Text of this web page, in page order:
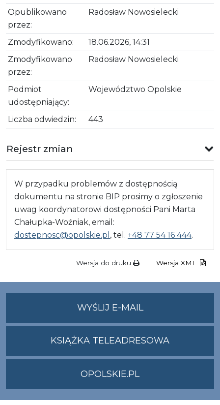
Opublikowano
przez:
Radosław Nowosielecki
Zmodyfikowano:
18.06.2026, 14:31
Zmodyfikowano
przez:
Radosław Nowosielecki
Podmiot
udostępniający:
Województwo Opolskie
Liczba odwiedzin: 443
Rejestr zmian
W przypadku problemów z dostępnością
dokumentu na stronie BIP prosimy o zgłoszenie
uwag koordynatorowi dostępności Pani Marta
Chałupka-Woźniak, email:
dostepnosc@opolskie.pl , tel. +48 77 54 16 444.
Wersja do druku Wersja XML
WYŚLIJ E-MAILNA
ADRES
KSIĄŻKA TELEADRESOWA
OPOLSKIE.PL